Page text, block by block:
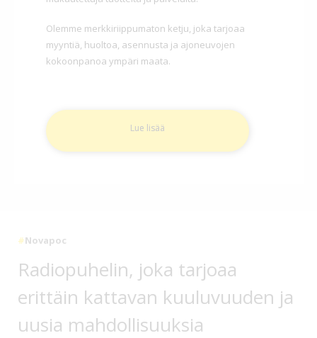
Olemme merkkiriippumaton ketju, joka tarjoaa
myyntiä, huoltoa, asennusta ja ajoneuvojen
kokoonpanoa ympäri maata.
Lue lisää
#Novapoc
Radiopuhelin, joka tarjoaa
erittäin kattavan kuuluvuuden ja
uusia mahdollisuuksia